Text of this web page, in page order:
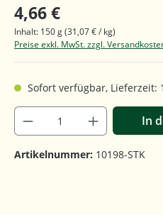
4,66 €
Inhalt: 150 g(31,07 € / kg)
Preise exkl. MwSt. zzgl.
Sofort verfügbar, Lieferzeit:
In
Artikelnummer: 10198-STK